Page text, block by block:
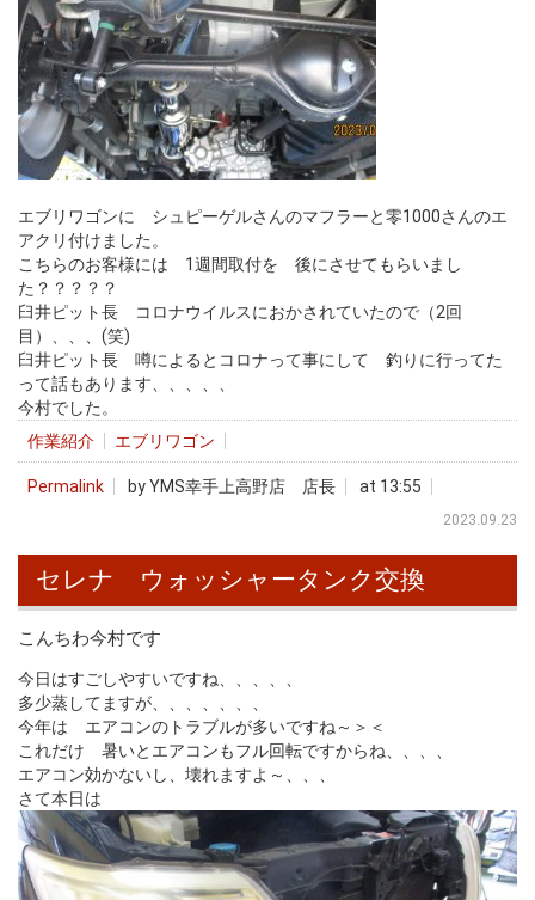
エブリワゴンに シュピーゲルさんのマフラーと零1000さんのエ
アクリ付けました。
こちらのお客様には 1週間取付を 後にさせてもらいまし
た？？？？？
臼井ピット長 コロナウイルスにおかされていたので（2回
目）、、、(笑)
臼井ピット長 噂によるとコロナって事にして 釣りに行ってた
って話もあります、、、、、
今村でした。
作業紹介
エブリワゴン
Permalink by YMS幸手上高野店 店長 at 13:55
2023.09.23
セレナ ウォッシャータンク交換
こんちわ今村です
今日はすごしやすいですね、、、、、
多少蒸してますが、、、、、、、
今年は エアコンのトラブルが多いですね～＞＜
これだけ 暑いとエアコンもフル回転ですからね、、、、
エアコン効かないし、壊れますよ～、、、
さて本日は